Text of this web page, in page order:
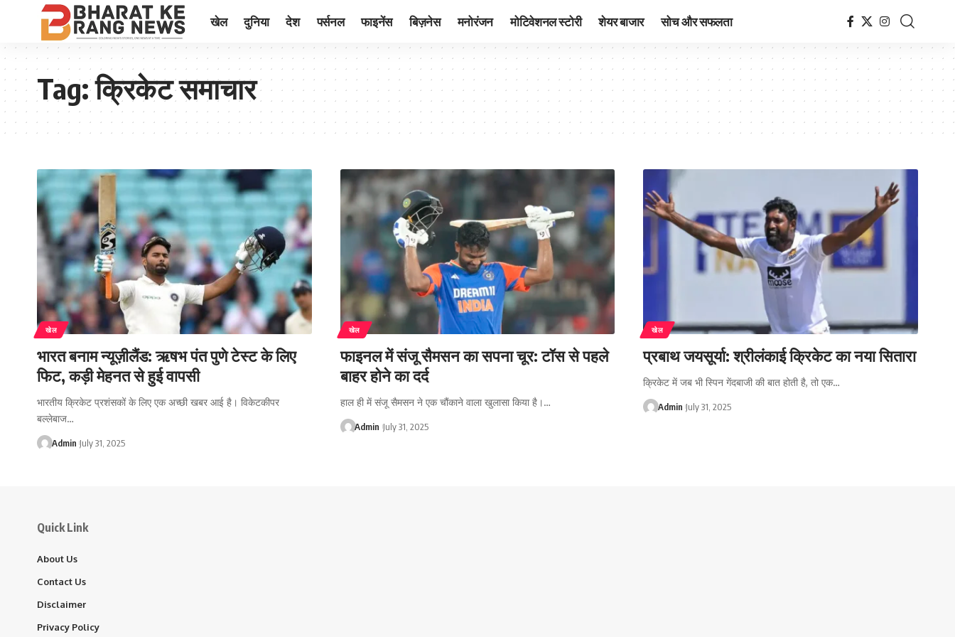
खेल दुनिया देश पर्सनल फाइनेंस बिज़नेस मनोरंजन मोटिवेशनल स्टोरी शेयर बाजार सोच और सफलता
Tag:क्रिकेट समाचार
खेल
भारत बनाम न्यूज़ीलैंड: ऋषभ पंत पुणे टेस्ट के लिए
फिट, कड़ी मेहनत से हुई वापसी
भारतीय क्रिकेट प्रशंसकों के लिए एक अच्छी खबर आई है। विकेटकीपर
बल्लेबाज…
Admin July 31, 2025
खेल
फाइनल में संजू सैमसन का सपना चूर: टॉस से पहले
बाहर होने का दर्द
हाल ही में संजू सैमसन ने एक चौंकाने वाला खुलासा किया है।…
Admin July 31, 2025
खेल
प्रबाथ जयसूर्या: श्रीलंकाई क्रिकेट का नया सितारा
क्रिकेट में जब भी स्पिन गेंदबाजी की बात होती है, तो एक…
Admin July 31, 2025
Quick Link
About Us
Contact Us
Disclaimer
Privacy Policy